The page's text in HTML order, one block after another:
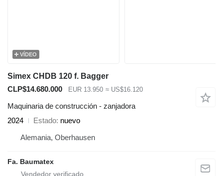
VÍDEO
Simex CHDB 120 f. Bagger
CLP$14.680.000
EUR 13.950 ≈ US$16.120
Maquinaria de construcción - zanjadora
2024
Estado nuevo
Alemania, Oberhausen
Fa. Baumatex